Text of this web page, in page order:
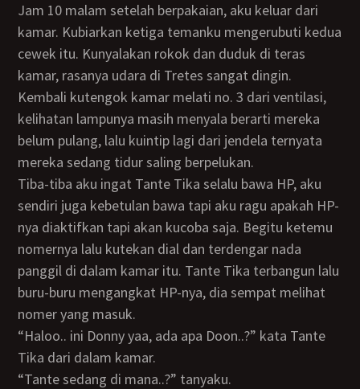
Jam 10 malam setelah berpakaian, aku keluar dari
kamar. Kubiarkan ketiga temanku mengerubuti kedua
cewek itu. Kunyalakan rokok dan duduk di teras
kamar, rasanya udara di Tretes sangat dingin.
Kembali kutengok kamar melati no. 3 dari ventilasi,
kelihatan lampunya masih menyala berarti mereka
belum pulang, lalu kuintip lagi dari jendela ternyata
mereka sedang tidur saling berpelukan.
Tiba-tiba aku ingat Tante Tika selalu bawa HP, aku
sendiri juga kebetulan bawa tapi aku ragu apakah HP-
nya diaktifkan tapi akan kucoba saja. Begitu ketemu
nomernya lalu kutekan dial dan terdengar nada
panggil di dalam kamar itu. Tante Tika terbangun lalu
buru-buru mengangkat HP-nya, dia sempat melihat
nomer yang masuk.
“Haloo.. ini Donny yaa, ada apa Doon..?” kata Tante
Tika dari dalam kamar.
“Tante sedang di mana..?” tanyaku.